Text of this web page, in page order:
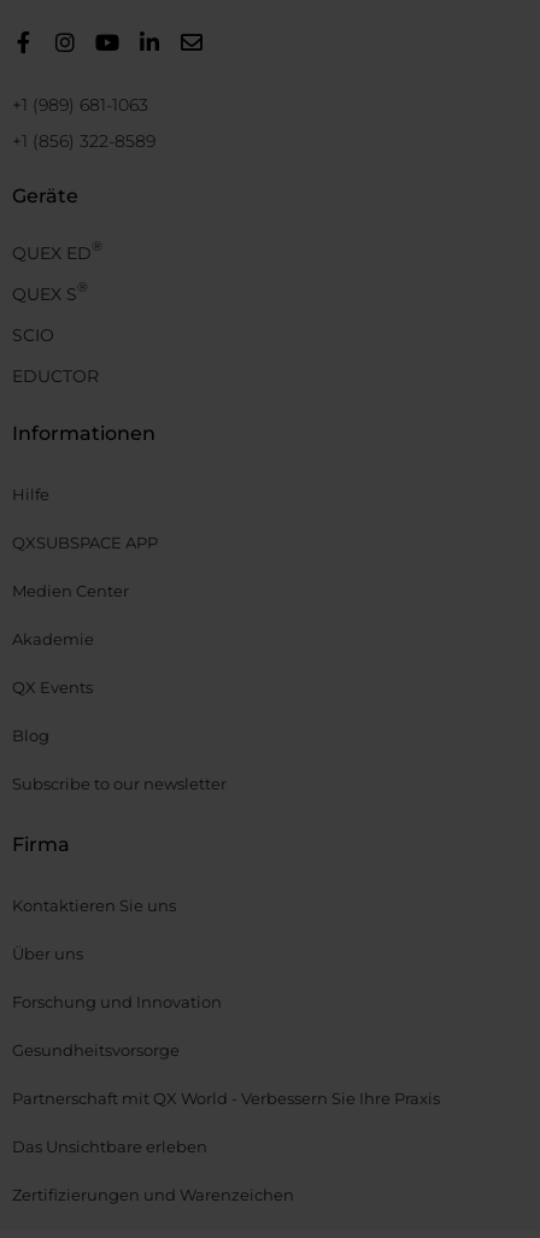
+1 (989) 681-1063
+1 (856) 322-8589
Geräte
QUEX ED®
QUEX S®
SCIO
EDUCTOR
Informationen
Hilfe
QXSUBSPACE APP
Medien Center
Akademie
QX Events
Blog
Subscribe to our newsletter
Firma
Kontaktieren Sie uns
Über uns
Forschung und Innovation
Gesundheitsvorsorge
Partnerschaft mit QX World - Verbessern Sie Ihre Praxis
Das Unsichtbare erleben
Zertifizierungen und Warenzeichen